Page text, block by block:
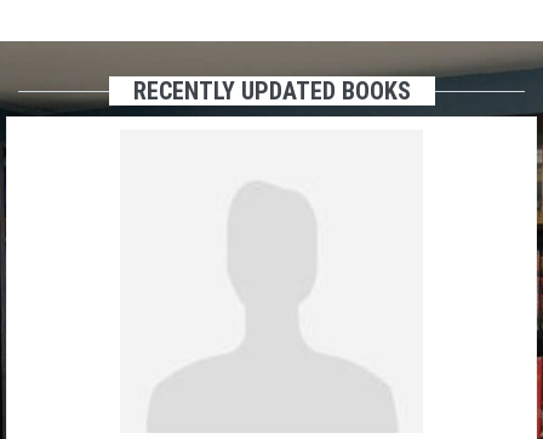
RECENTLY UPDATED BOOKS